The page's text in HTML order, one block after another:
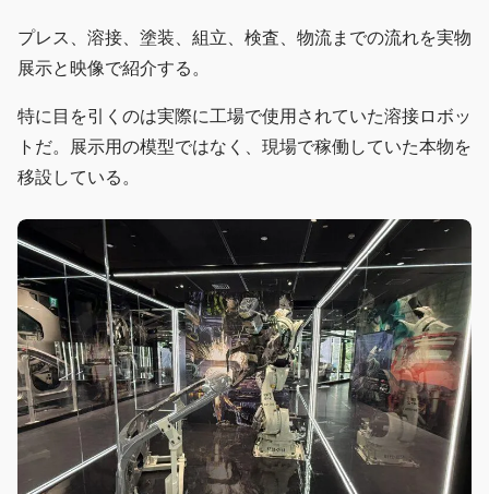
プレス、溶接、塗装、組立、検査、物流までの流れを実物
展示と映像で紹介する。
特に目を引くのは実際に工場で使用されていた溶接ロボッ
トだ。展示用の模型ではなく、現場で稼働していた本物を
移設している。